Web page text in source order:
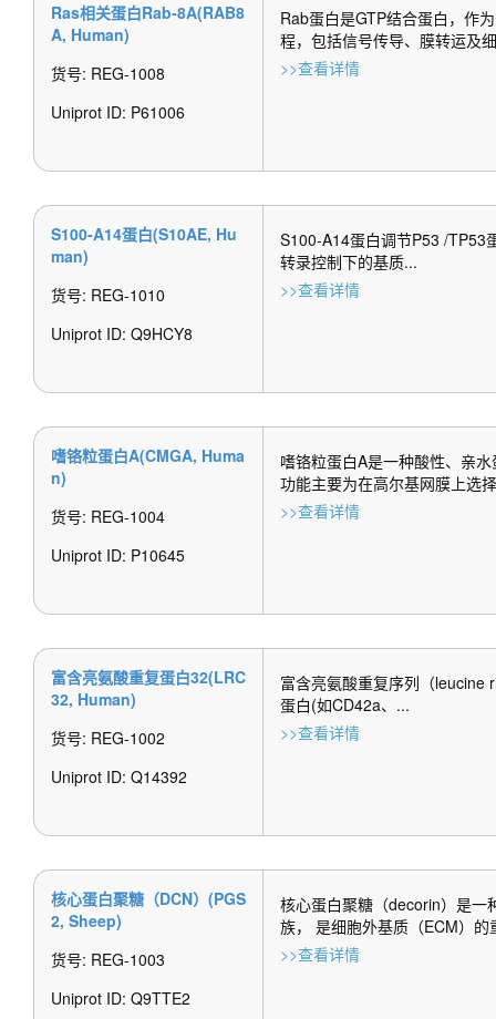
Ras相关蛋白Rab-8A(RAB8
A, Human)
货号: REG-1008
Uniprot ID: P61006
Rab蛋白是GTP结合蛋白，作
程，包括信号传导、膜转运及
>>查看详情
S100-A14蛋白(S10AE, Hu
man)
货号: REG-1010
Uniprot ID: Q9HCY8
S100-A14蛋白调节P53 /TP53
转录控制下的基质...
>>查看详情
嗜铬粒蛋白A(CMGA, Huma
n)
货号: REG-1004
Uniprot ID: P10645
嗜铬粒蛋白A是一种酸性、亲
功能主要为在高尔基网膜上选
>>查看详情
富含亮氨酸重复蛋白32(LRC
32, Human)
货号: REG-1002
Uniprot ID: Q14392
富含亮氨酸重复序列（leucine
蛋白(如CD42a、...
>>查看详情
核心蛋白聚糖（DCN）(PGS
2, Sheep)
货号: REG-1003
Uniprot ID: Q9TTE2
核心蛋白聚糖（decorin）是一
族， 是细胞外基质（ECM）的
>>查看详情